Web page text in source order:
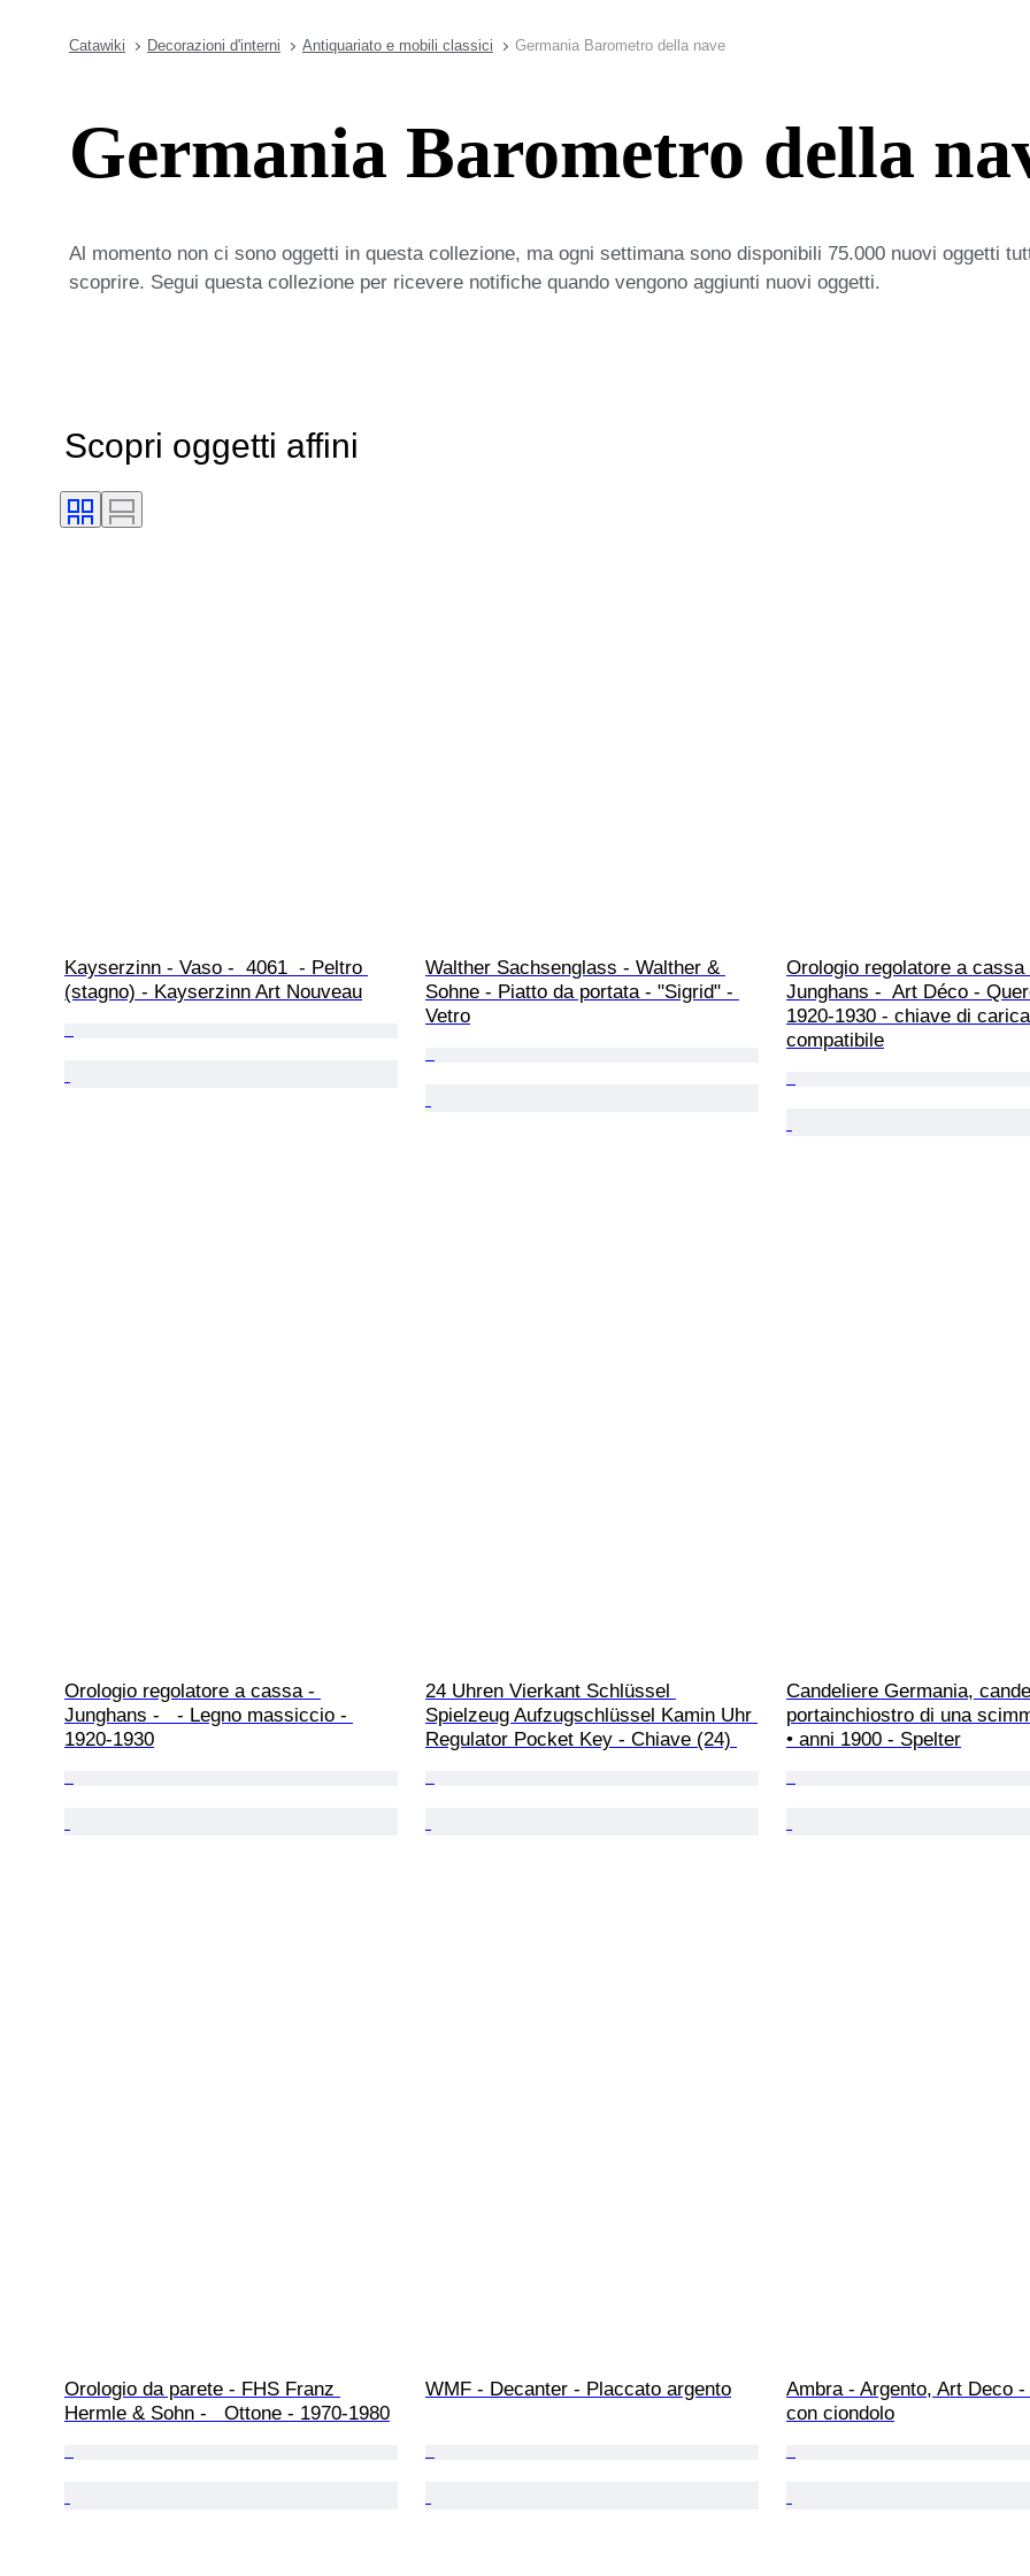
Catawiki Decorazioni d'interni Antiquariato e mobili classici Germania Barometro della nave
Germania Barometro della
Al momento non ci sono oggetti in questa collezione, ma ogni settimana sono disponibili 75.000 nuovi oggetti
scoprire. Segui questa collezione per ricevere notifiche quando vengono aggiunti nuovi oggetti.
Scopri oggetti affini
Kayserzinn - Vaso -  4061  - Peltro
(stagno) - Kayserzinn Art Nouveau
Walther Sachsenglass - Walther &
Sohne - Piatto da portata - "Sigrid" -
Vetro
Orologio regolatore a cassa
Junghans -  Art Déco -
1920-1930 - chiave di carica
compatibile
Orologio regolatore a cassa -
Junghans -   - Legno massiccio -
1920-1930
24 Uhren Vierkant Schlüssel
Spielzeug Aufzugschlüssel Kamin Uhr
Regulator Pocket Key - Chiave (24)
Candeliere Germania,
portainchiostro di una
• anni 1900 - Spelter
Orologio da parete - FHS Franz
Hermle & Sohn -   Ottone - 1970-1980
WMF - Decanter - Placcato argento
Ambra - Argento, Art Deco
con ciondolo